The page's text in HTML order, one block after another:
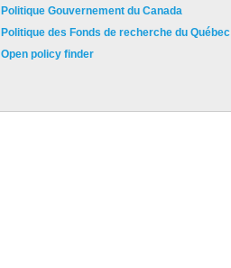
Politique Gouvernement du Canada
Politique des Fonds de recherche du Québec
Open policy finder